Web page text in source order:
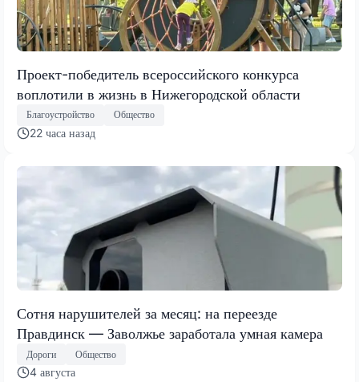
Проект-победитель всероссийского конкурса
воплотили в жизнь в Нижегородской области
Благоустройство Общество
22 часа назад
Сотня нарушителей за месяц: на переезде
Правдинск — Заволжье заработала умная камера
Дороги Общество
4 августа